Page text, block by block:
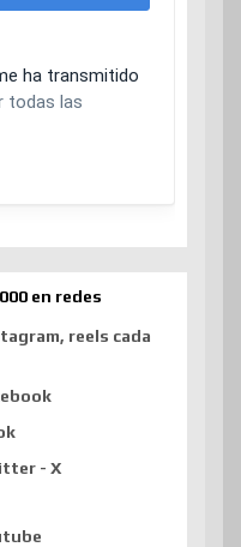
en redes
reels cada
- X